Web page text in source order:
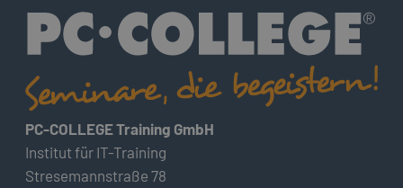
PC-COLLEGE Training GmbH
Institut für IT-Training
Stresemannstraße 78